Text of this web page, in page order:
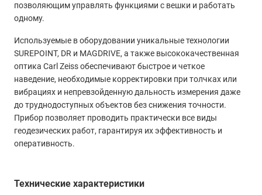
позволяющим управлять функциями с вешки и работать
одному.
Используемые в оборудовании уникальные технологии
SUREPOINT, DR и MAGDRIVE, а также высококачественная
оптика Carl Zeiss обеспечивают быстрое и четкое
наведение, необходимые корректировки при толчках или
вибрациях и непревзойденную дальность измерения даже
до труднодоступных объектов без снижения точности.
Прибор позволяет проводить практически все виды
геодезических работ, гарантируя их эффективность и
оперативность.
Технические характеристики